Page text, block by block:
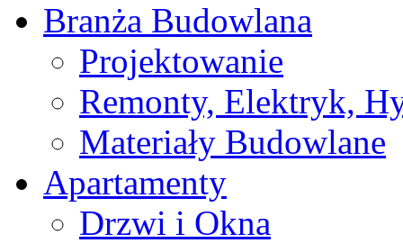
Branża Budowlana
Projektowanie
Remonty, Elektryk,
Materiały Budowlane
Apartamenty
Drzwi i Okna